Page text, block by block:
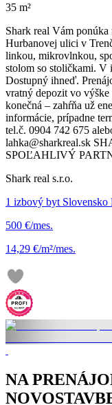
35 m²
Shark real Vám
Hurbanovej ulici v
linkou, mikrovlnkou,
stolom so stoličkami. V
Dostupný ihneď.
vratný depozit vo
konečná – zahŕňa už
informácie, prípadne
tel.č. 0904 742 675
lahka@sharkreal.sk
SPOĽAHLIVÝ
Shark real s.r.o.
1 izbový byt Slovensko
500 €/mes.
14,29 €/m²/mes.
NA